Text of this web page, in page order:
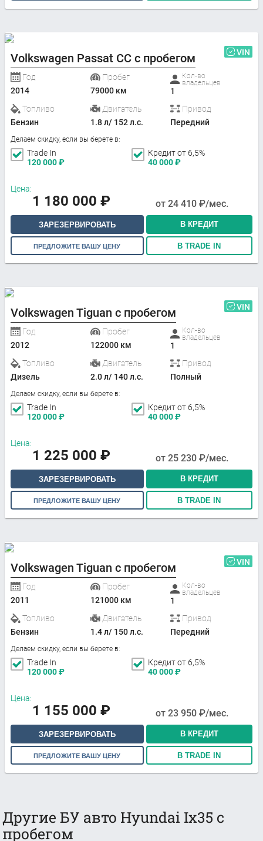
Volkswagen Passat CC с пробегом VIN
Год
2014
Пробег
79000 км
Кол-во
владельцев
1
Топливо
Бензин
Двигатель
1.8 л/ 152 л.с.
Привод
Передний
Делаем скидку, если вы берете в:
Trade In
120 000₽
Кредит от 6,5%
40 000₽
Цена:
1 180 000 ₽ от 24 410 ₽/мес.
ЗАРЕЗЕРВИРОВАТЬ В КРЕДИТ
ПРЕДЛОЖИТЕ ВАШУ ЦЕНУ В TRADE IN
Volkswagen Tiguan с пробегом VIN
Год
2012
Пробег
122000 км
Кол-во
владельцев
1
Топливо
Дизель
Двигатель
2.0 л/ 140 л.с.
Привод
Полный
Делаем скидку, если вы берете в:
Trade In
120 000₽
Кредит от 6,5%
40 000₽
Цена:
1 225 000 ₽ от 25 230 ₽/мес.
ЗАРЕЗЕРВИРОВАТЬ В КРЕДИТ
ПРЕДЛОЖИТЕ ВАШУ ЦЕНУ В TRADE IN
Volkswagen Tiguan с пробегом VIN
Год
2011
Пробег
121000 км
Кол-во
владельцев
1
Топливо
Бензин
Двигатель
1.4 л/ 150 л.с.
Привод
Передний
Делаем скидку, если вы берете в:
Trade In
120 000₽
Кредит от 6,5%
40 000₽
Цена:
1 155 000 ₽ от 23 950 ₽/мес.
ЗАРЕЗЕРВИРОВАТЬ В КРЕДИТ
ПРЕДЛОЖИТЕ ВАШУ ЦЕНУ В TRADE IN
Другие БУ авто Hyundai Ix35 с
пробегом